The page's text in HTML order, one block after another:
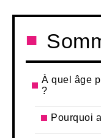
À quel âge
?
Pourquoi